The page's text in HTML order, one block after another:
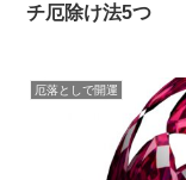
チ厄除け法5つ
厄落としで開運